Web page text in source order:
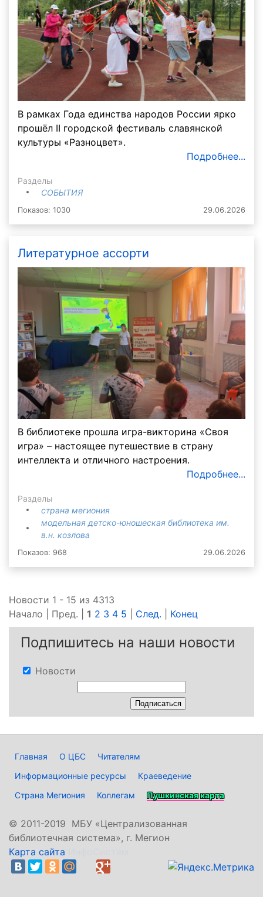
В рамках Года единства народов России ярко
прошёл II городской фестиваль славянской
культуры «Разноцвет».
Подробнее...
Разделы
СОБЫТИЯ
Показов: 1030 29.06.2026
Литературное ассорти
В библиотеке прошла игра-викторина «Своя
игра» – настоящее путешествие в страну
интеллекта и отличного настроения.
Подробнее...
Разделы
страна мегиония
модельная детско-юношеская библиотека им.
в.н. козлова
Показов: 968 29.06.2026
Новости 1 - 15 из 4313
Начало | Пред. | 1 2 3 4 5 След. Конец
Подпишитесь на наши новости
Новости
Главная О ЦБС
Читателям
Информационные ресурсы
Краеведение
Страна Мегиония
Коллегам Пушкинская карта
© 2011-2019 МБУ «Централизованная
библиотечная система», г. Мегион
Карта сайта